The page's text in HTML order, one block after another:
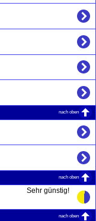
nach oben
nach oben
Sehr günstig!
nach oben